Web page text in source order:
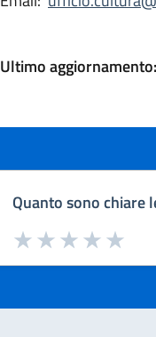
Ultimo aggiornamento:
Quanto sono chiare
Valuta da 1 a 5 stelle la pagina
Valuta
Valuta 4
Valuta 3 stelle
Valuta 2 stelle su 5
Valuta 1 stelle su 5